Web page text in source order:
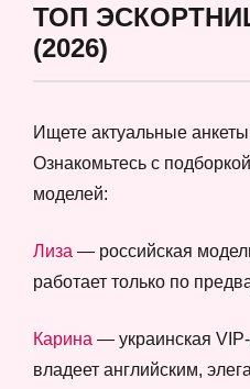
ТОП
(2026)
Ищете актуальные
Ознакомьтесь с
моделей:
Лиза — российская
работает только по
Карина — украинская
владеет английским,